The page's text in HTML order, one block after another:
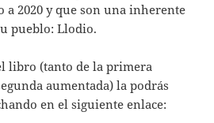
a 2020 y que son una inherente
pueblo: Llodio.
libro (tanto de la primera
aumentada) la podrás
en el siguiente enlace: